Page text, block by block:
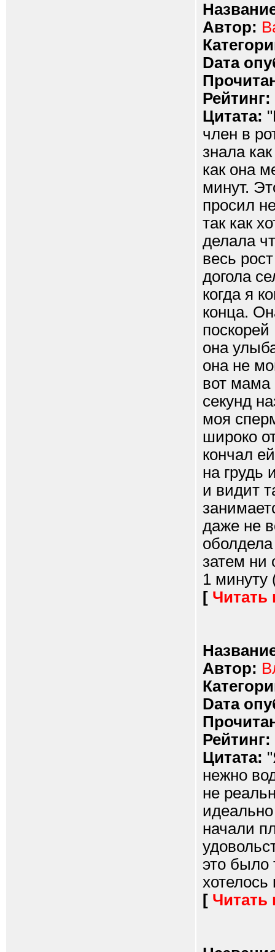
Автор:
Dата
Рейтинг:
Цитата:
член в
знала
как она
минут.
просил
так как
делала
весь
догола
когда я
конца.
поскорей
она
она не
вот мама
секунд
моя
широко
кончал
на грудь
и видит
даже не
затем ни
1 минуту
[ Читать
Автор:
Dата
Рейтинг:
Цитата:
нежно
не
начали
это было
хотелось
[ Читать